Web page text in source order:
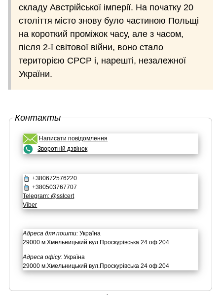
складу Австрійської імперії. На початку 20
століття місто знову було частиною Польщі
на короткий проміжок часу, але з часом,
після 2-ї світової війни, воно стало
територією СРСР і, нарешті, незалежної
України.
Контакты
Написати повідомлення
Зворотній дзвінок
+380672576220
+380503767707
Telegram: @sslcert
Viber
Адреса для пошти: Україна
29000 м.Хмельницький вул.Проскурівська 24 оф.204
Адреса офісу: Україна
29000 м.Хмельницький вул.Проскурівська 24 оф.204